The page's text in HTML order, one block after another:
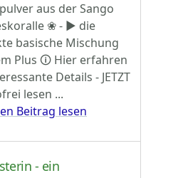
aus der Sango
❀ - ► die
basische Mischung
Plus 🛈 Hier erfahren
Details - JETZT
lesen ...
Beitrag lesen
- ein